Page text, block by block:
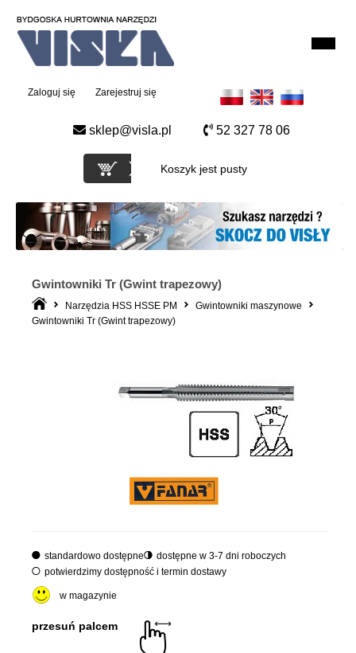
Zarejestruj się
Zaloguj się
sklep@visla.pl 52 327 78 06
Koszyk jest pusty
Gwintowniki Tr (Gwint trapezowy)
Narzędzia HSS HSSE PM
Gwintowniki maszynowe
Gwintowniki Tr (Gwint trapezowy)
standardowo dostępne
dostępne w 3-7 dni roboczych
potwierdzimy dostępność i termin dostawy
w magazynie